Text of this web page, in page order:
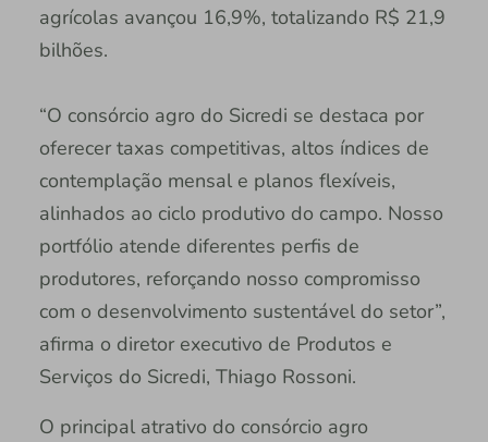
agrícolas avançou 16,9%, totalizando R$ 21,9
bilhões.
“O consórcio agro do Sicredi se destaca por
oferecer taxas competitivas, altos índices de
contemplação mensal e planos flexíveis,
alinhados ao ciclo produtivo do campo. Nosso
portfólio atende diferentes perfis de
produtores, reforçando nosso compromisso
com o desenvolvimento sustentável do setor”,
afirma o diretor executivo de Produtos e
Serviços do Sicredi, Thiago Rossoni.
O principal atrativo do consórcio agro